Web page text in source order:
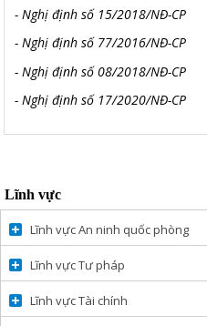
- Nghị định số 15/2018/NĐ-CP
- Nghị định số 77/2016/NĐ-CP
- Nghị định số 08/2018/NĐ-CP
- Nghị định số 17/2020/NĐ-CP
Lĩnh vực
Lĩnh vực An ninh quốc phòng
Lĩnh vực Tư pháp
Lĩnh vực Tài chính